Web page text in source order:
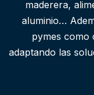
maderera,
aluminio…
pymes como
adaptando las